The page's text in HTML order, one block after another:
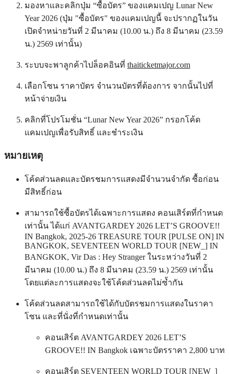
มองหาและคลิกปุ่ม “ซื้อบัตร” ของแคมเปญ Lunar New
Year 2026 (ปุ่ม "ซื้อบัตร" ของแคมเปญนี้ จะปรากฏในวัน
เปิดจำหน่ายวันที่ 2 มีนาคม (10.00 น.) ถึง 8 มีนาคม (23.59
น.) 2569 เท่านั้น)
ระบบจะพาลูกค้าไปล็อคอินที่ thaiticketmajor.com
เลือกโซน ราคาบัตร จำนวนบัตรที่ต้องการ จากนั้นไปที่
หน้าจ่ายเงิน
คลิกที่โปรโมชั่น “Lunar New Year 2026” กรอกโค้ด
แคมเปญเพื่อรับสิทธิ์ และชำระเงิน
หมายเหตุ
โค้ดส่วนลดและบัตรชมการแสดงมีจำนวนจำกัด ซื้อก่อน
มีสิทธิ์ก่อน
สามารถใช้ซื้อบัตรได้เฉพาะการแสดง คอนเสิร์ตที่กำหนด
เท่านั้น ได้แก่ AVANTGARDEY 2026 LET’S GROOVE!!
IN Bangkok, 2025-26 TREASURE TOUR [PULSE ON] IN
BANGKOK, SEVENTEEN WORLD TOUR [NEW_] IN
BANGKOK, Vir Das : Hey Stranger ในระหว่างวันที่ 2
มีนาคม (10.00 น.) ถึง 8 มีนาคม (23.59 น.) 2569 เท่านั้น
โดยแต่ละการแสดงจะใช้โค้ดส่วนลดไม่ซ้ำกัน
โค้ดส่วนลดสามารถใช้ได้กับบัตรชมการแสดงในราคา
โซน และที่นั่งที่กำหนดเท่านั้น
คอนเสิร์ต AVANTGARDEY 2026 LET’S
GROOVE!! IN Bangkok เฉพาะบัตรราคา 2,800 บาท
คอนเสิร์ต SEVENTEEN WORLD TOUR [NEW_]